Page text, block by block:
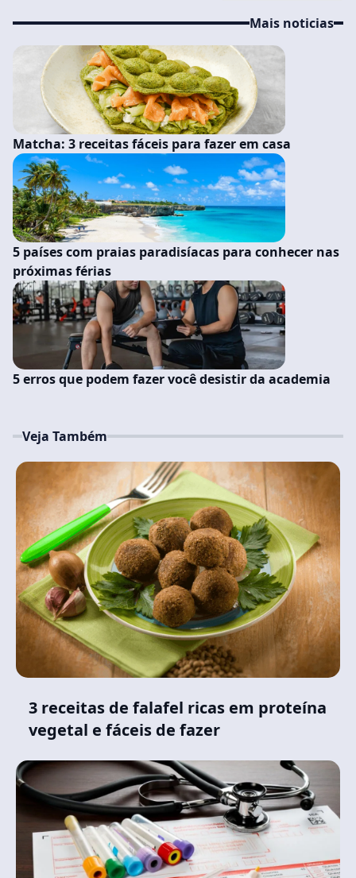
Mais noticias
Matcha: 3 receitas fáceis para fazer em casa
5 países com praias paradisíacas para conhecer nas
próximas férias
5 erros que podem fazer você desistir da academia
Veja Também
3 receitas de falafel ricas em proteína
vegetal e fáceis de fazer